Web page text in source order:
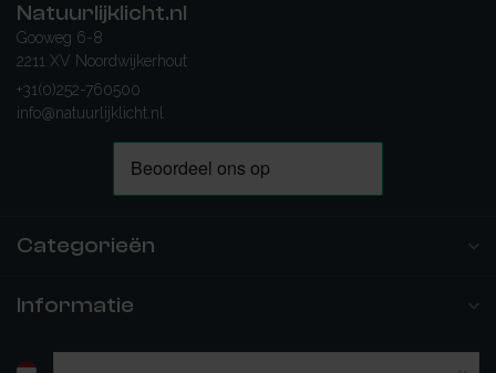
Natuurlijklicht.nl
Gooweg 6-8
2211 XV Noordwijkerhout
+31(0)252-760500
info@natuurlijklicht.nl
Categorieën
Informatie